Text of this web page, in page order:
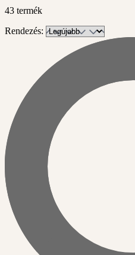
43 termék
Rendezés: